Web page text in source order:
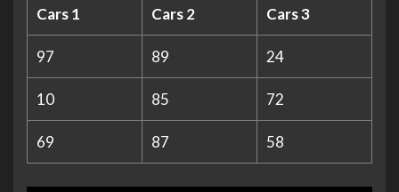
Cars 1 Cars 2 Cars 3
97 89 24
10 85 72
69 87 58